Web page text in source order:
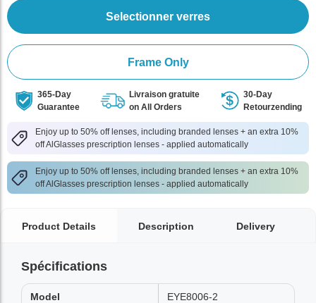
Selectionner verres
Frame Only
365-Day
Guarantee
Livraison gratuite
on All Orders
30-Day
Retourzending
Enjoy up to 50% off lenses, including branded lenses + an extra 10%
off AlGlasses prescription lenses - applied automatically
Enjoy up to 50% off lenses, including branded lenses + an extra 10%
off AlGlasses prescription lenses - applied automatically
Product Details Description Delivery
Spécifications
Model EYE8006-2